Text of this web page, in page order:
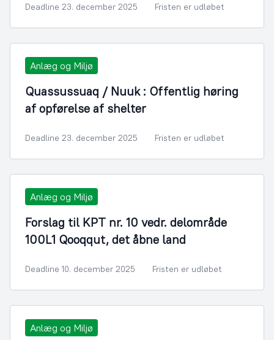
Deadline 23. december 2025 Fristen er udløbet
Anlæg og Miljø
Quassussuaq / Nuuk : Offentlig høring
af opførelse af shelter
Deadline 23. december 2025 Fristen er udløbet
Anlæg og Miljø
Forslag til KPT nr. 10 vedr. delområde
100L1 Qooqqut, det åbne land
Deadline 10. december 2025 Fristen er udløbet
Anlæg og Miljø